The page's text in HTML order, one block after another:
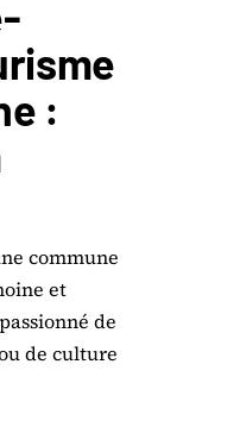
:
commune
et
de
de culture